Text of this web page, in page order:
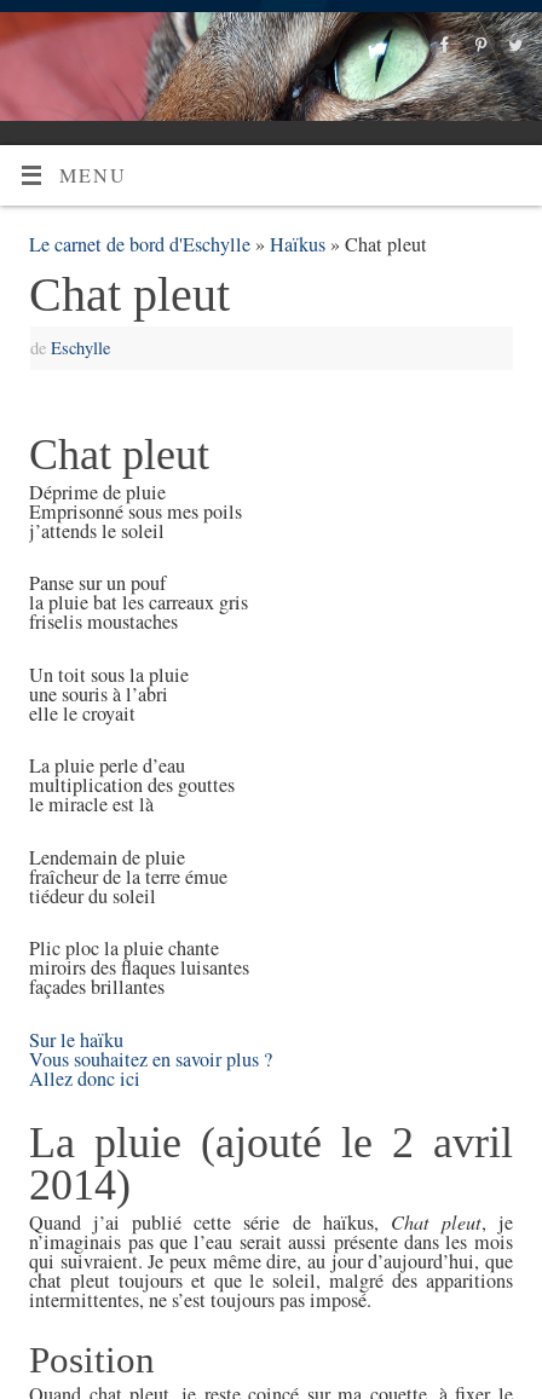
MENU
Le carnet de bord d'Eschylle »Haïkus » Chat pleut
Chat pleut
deEschylle
Chat pleut
Déprime de pluie
Emprisonné sous mes poils
j’attends le soleil
Panse sur un pouf
la pluie bat les carreaux gris
friselis moustaches
Un toit sous la pluie
une souris à l’abri
elle le croyait
La pluie perle d’eau
multiplication des gouttes
le miracle est là
Lendemain de pluie
fraîcheur de la terre émue
tiédeur du soleil
Plic ploc la pluie chante
miroirs des flaques luisantes
façades brillantes
Sur le haïku
Vous souhaitez en savoir plus ?
Allez donc ici
La pluie (ajouté le 2 avril
2014)
Quand j’ai publié cette série de haïkus, Chat pleut, je
n’imaginais pas que l’eau serait aussi présente dans les mois
qui suivraient. Je peux même dire, au jour d’aujourd’hui, que
chat pleut toujours et que le soleil, malgré des apparitions
intermittentes, ne s’est toujours pas imposé.
Position